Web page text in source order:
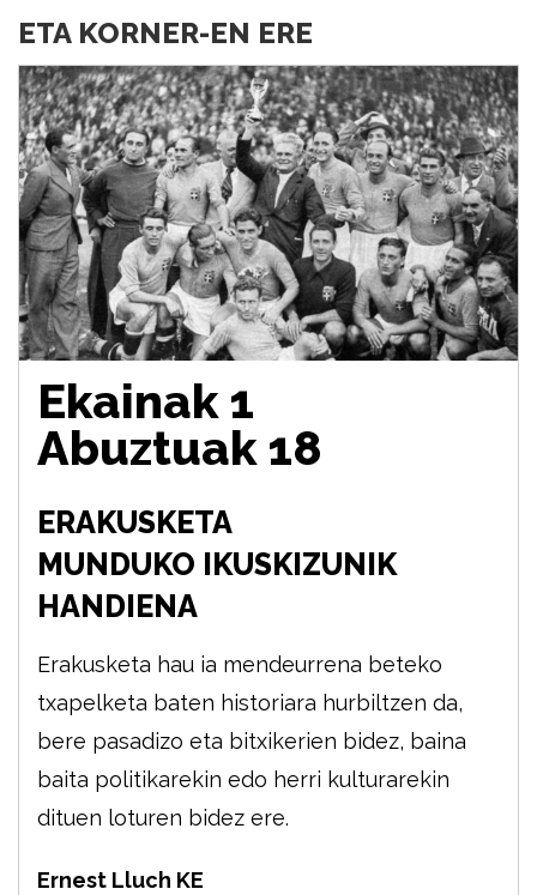
ETA KORNER-EN ERE
Ekainak 1
Abuztuak 18
ERAKUSKETA
MUNDUKO IKUSKIZUNIK
HANDIENA
Erakusketa hau ia mendeurrena beteko
txapelketa baten historiara hurbiltzen da,
bere pasadizo eta bitxikerien bidez, baina
baita politikarekin edo herri kulturarekin
dituen loturen bidez ere.
Ernest Lluch KE